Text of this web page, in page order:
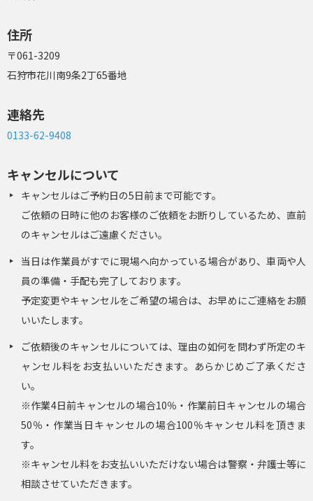
住所
〒061-3209
石狩市花川南9条2丁65番地
連絡先
0133-62-9408
キャンセルについて
キャンセルはご予約日の5日前まで可能です。
ご依頼の日時に他のお客様のご依頼をお断りしているため、直前
のキャンセルはご遠慮ください。
当日は作業員がすでに現場へ向かっている場合があり、車両や人
員の準備・手配も完了しております。
予定変更やキャンセルをご希望の場合は、お早めにご連絡をお願
いいたします。
ご依頼後のキャンセルについては、理由の如何を問わず所定のキ
ャンセル料をお支払いいただきます。あらかじめご了承くださ
い。
※作業4日前キャンセルの場合10％・作業前日キャンセルの場合
50％・作業当日キャンセルの場合100％キャンセル料を頂きま
す。
※キャンセル料をお支払いいただけない場合は警察・弁護士等に
相談させていただきます。